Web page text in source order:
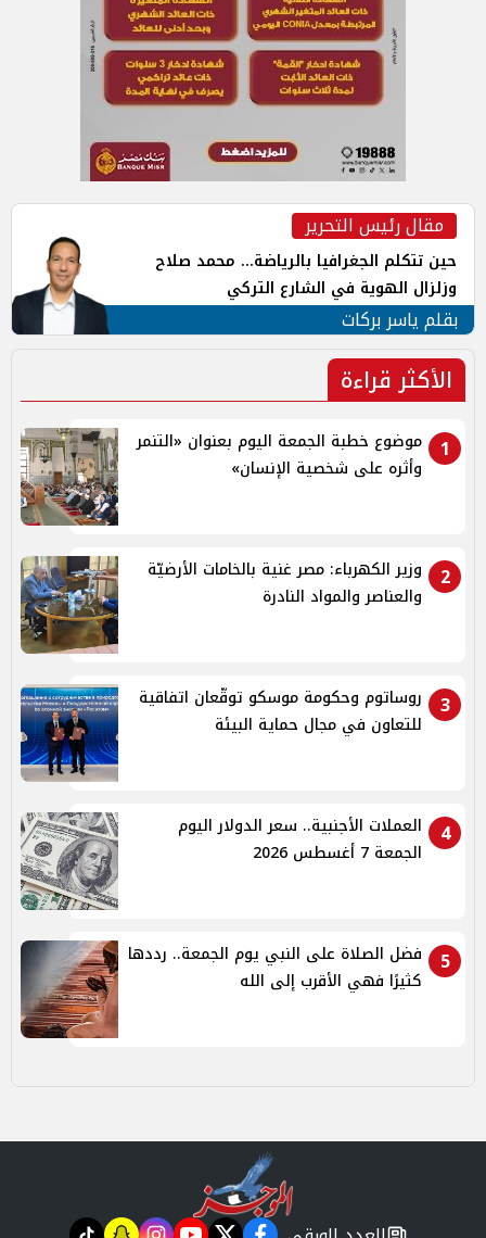
مقال رئيس التحرير
حين تتكلم الجغرافيا بالرياضة... محمد صلاح
وزلزال الهوية في الشارع التركي
بقلم ياسر بركات
الأكثر قراءة
1
موضوع خطبة الجمعة اليوم بعنوان «التنمر
وأثره على شخصية الإنسان»
2
وزير الكهرباء: مصر غنية بالخامات الأرضيّة
والعناصر والمواد النادرة
3
روساتوم وحكومة موسكو توقّعان اتفاقية
للتعاون في مجال حماية البيئة
4
العملات الأجنبية.. سعر الدولار اليوم
الجمعة 7 أغسطس 2026
5
فضل الصلاة على النبي يوم الجمعة.. رددها
كثيرًا فهي الأقرب إلى الله